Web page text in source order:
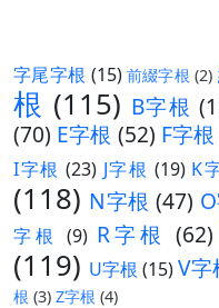
字尾字根 (15) 前綴字根 (2)
根 (115) B字根
(70) E字根 (52) F字根
I字根 (23) J字根 (19) K
(118) N字根 (47)
字根 (9) R字根 (62)
(119) U字根 (15)V字
根 (3) Z字根 (4)